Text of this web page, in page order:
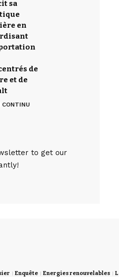
sa
en
de
et de
CONTINU
to get our
Enquête Energies renouvelables